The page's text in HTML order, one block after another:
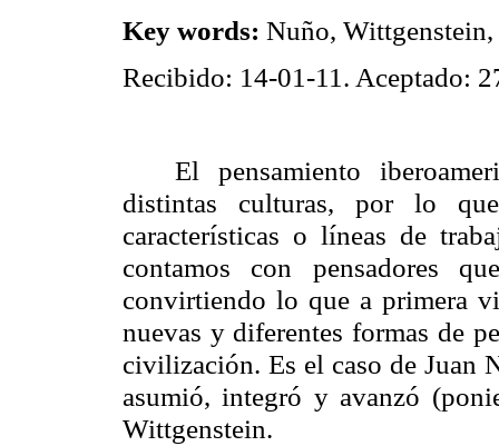
Key words: Nuño, Wittgenstein,
Recibido: 14-01-11. Aceptado:
El pensamiento
distintas culturas, por lo
características o líneas de
contamos con pensadores
convirtiendo lo que a primera
nuevas y diferentes formas de
civilización. Es el caso de Juan
asumió, integró y avanzó
Wittgenstein.